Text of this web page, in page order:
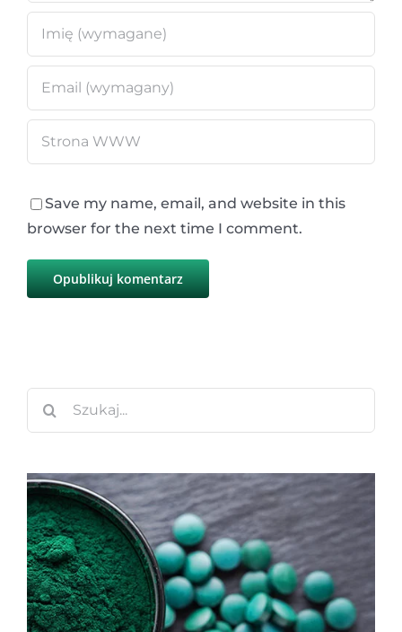
Save my name, email, and website in this
browser for the next time I comment.